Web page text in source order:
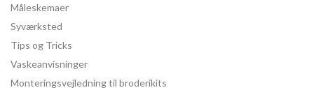
Måleskemaer
Syværksted
Tips og Tricks
Vaskeanvisninger
Monteringsvejledning til broderikits